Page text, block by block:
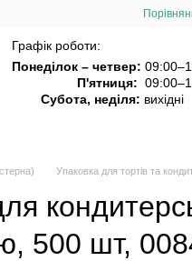
Графік роботи:
Понеділок – четвер:
П'ятниця:
Субота, неділя: вихідні
Упаковка для тортів та
500 шт,